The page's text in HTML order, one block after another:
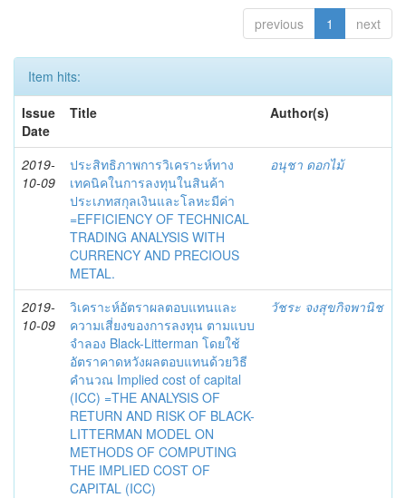
previous 1 next
Item hits:
Issue
Date
Title Author(s)
2019-
10-09
ประสิทธิภาพการวิเคราะห์ทาง
เทคนิคในการลงทุนในสินค้า
ประเภทสกุลเงินและโลหะมีค่า
=EFFICIENCY OF TECHNICAL
TRADING ANALYSIS WITH
CURRENCY AND PRECIOUS
METAL.
อนุชา ดอกไม้
2019-
10-09
วิเคราะห์อัตราผลตอบแทนและ
ความเสี่ยงของการลงทุน ตามแบบ
จำลอง Black-Litterman โดยใช้
อัตราคาดหวังผลตอบแทนด้วยวิธี
คำนวณ Implied cost of capital
(ICC) =THE ANALYSIS OF
RETURN AND RISK OF BLACK-
LITTERMAN MODEL ON
METHODS OF COMPUTING
THE IMPLIED COST OF
CAPITAL (ICC)
วัชระ จงสุขกิจพานิช